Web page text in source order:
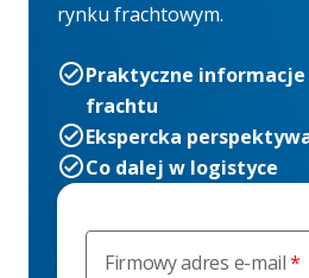
Firmowy adres e-mail
rynku frachtowym.
Praktyczne informacje
frachtu
Ekspercka
Co dalej w logistyce